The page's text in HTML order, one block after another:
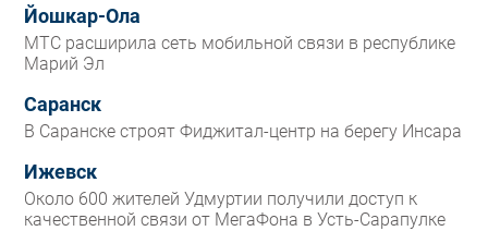
Йошкар-Ола
МТС расширила сеть мобильной связи в республике
Марий Эл
Саранск
В Саранске строят Фиджитал-центр на берегу Инсара
Ижевск
Около 600 жителей Удмуртии получили доступ к
качественной связи от МегаФона в Усть-Сарапулке